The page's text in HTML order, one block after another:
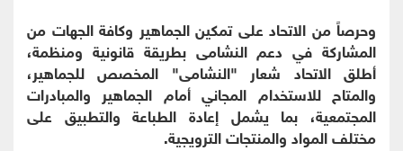
وحرصاً من الاتحاد على تمكين الجماهير وكافة الجهات من
المشاركة في دعم النشامى بطريقة قانونية ومنظمة،
أطلق الاتحاد شعار "النشامى" المخصص للجماهير،
والمتاح للاستخدام المجاني أمام الجماهير والمبادرات
المجتمعية، بما يشمل إعادة الطباعة والتطبيق على
مختلف المواد والمنتجات الترويجية.